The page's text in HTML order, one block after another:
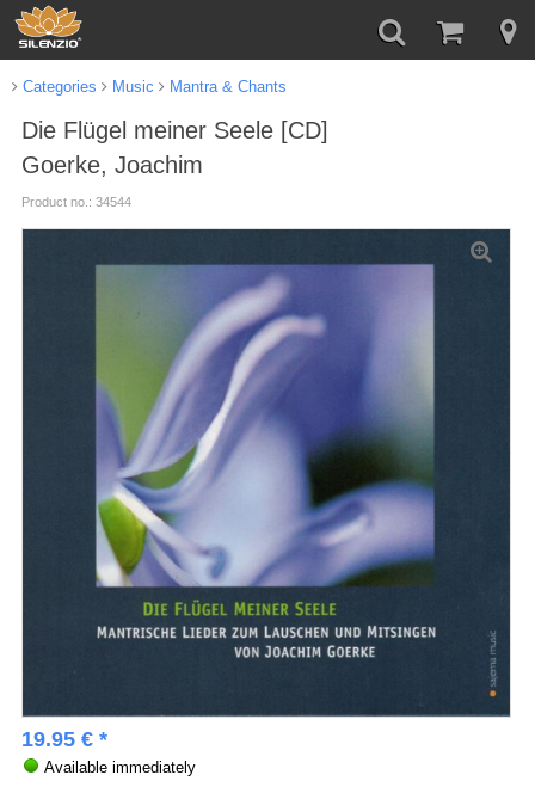
Categories Music Mantra & Chants
Die Flügel meiner Seele [CD]
Goerke, Joachim
Product no.: 34544
19.95 € *
Available immediately